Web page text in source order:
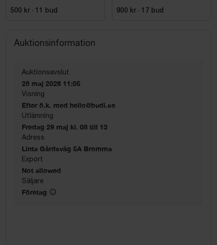
500 kr · 11 bud
Bosch, GTA 2600
900 kr · 17 bud
Auktionsinformation
Auktionsavslut
28 maj 2026 11:05
Visning
Efter ö.k. med hello@budi.se
Utlämning
Fredag 29 maj kl. 08 till 13
Adress
Linta Gårdsväg 5A Bromma
Export
Not allowed
Säljare
Företag